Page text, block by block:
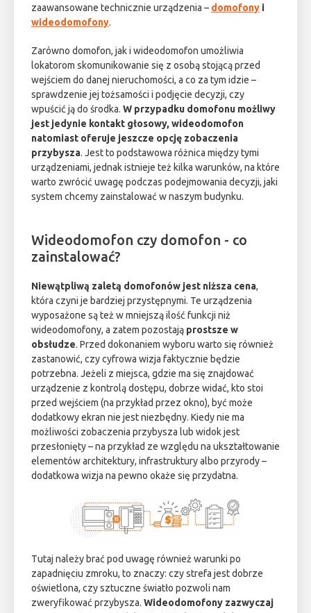
zaawansowane technicznie urządzenia – domofony i
wideodomofony.
Zarówno domofon, jak i wideodomofon umożliwia
lokatorom skomunikowanie się z osobą stojącą przed
wejściem do danej nieruchomości, a co za tym idzie –
sprawdzenie jej tożsamości i podjęcie decyzji, czy
wpuścić ją do środka. W przypadku domofonu możliwy
jest jedynie kontakt głosowy, wideodomofon
natomiast oferuje jeszcze opcję zobaczenia
przybysza. Jest to podstawowa różnica między tymi
urządzeniami, jednak istnieje też kilka warunków, na które
warto zwrócić uwagę podczas podejmowania decyzji, jaki
system chcemy zainstalować w naszym budynku.
Wideodomofon czy domofon - co
zainstalować?
Niewątpliwą zaletą domofonów jest niższa cena,
która czyni je bardziej przystępnymi. Te urządzenia
wyposażone są też w mniejszą ilość funkcji niż
wideodomofony, a zatem pozostają prostsze w
obsłudze. Przed dokonaniem wyboru warto się również
zastanowić, czy cyfrowa wizja faktycznie będzie
potrzebna. Jeżeli z miejsca, gdzie ma się znajdować
urządzenie z kontrolą dostępu, dobrze widać, kto stoi
przed wejściem (na przykład przez okno), być może
dodatkowy ekran nie jest niezbędny. Kiedy nie ma
możliwości zobaczenia przybysza lub widok jest
przesłonięty – na przykład ze względu na ukształtowanie
elementów architektury, infrastruktury albo przyrody –
dodatkowa wizja na pewno okaże się przydatna.
Tutaj należy brać pod uwagę również warunki po
zapadnięciu zmroku, to znaczy: czy strefa jest dobrze
oświetlona, czy sztuczne światło pozwoli nam
zweryfikować przybysza. Wideodomofony zazwyczaj